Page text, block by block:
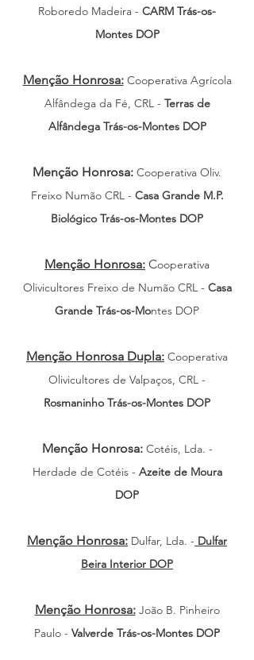
Roboredo Madeira - CARM Trás-os-
Montes DOP
Menção Honrosa: Cooperativa Agrícola
Alfândega da Fé, CRL - Terras de
Alfândega Trás-os-Montes DOP
Menção Honrosa: Cooperativa Oliv.
Freixo Numão CRL - Casa Grande M.P.
Biológico Trás-os-Montes DOP
Menção Honrosa: Cooperativa
Olivicultores Freixo de Numão CRL - Casa
Grande Trás-os-Montes DOP
Menção Honrosa Dupla: Cooperativa
Olivicultores de Valpaços, CRL -
Rosmaninho Trás-os-Montes DOP
Menção Honrosa: Cotéis, Lda. -
Herdade de Cotéis - Azeite de Moura
DOP
Menção Honrosa: Dulfar, Lda. - Dulfar
Beira Interior DOP
Menção Honrosa: João B. Pinheiro
Paulo - Valverde Trás-os-Montes DOP